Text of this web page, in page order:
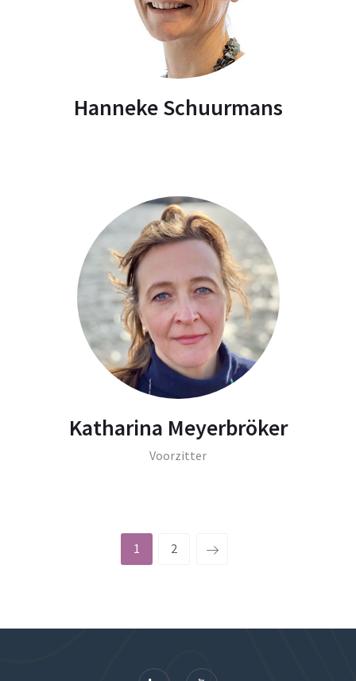
Hanneke Schuurmans
Katharina Meyerbröker
Voorzitter
1 2